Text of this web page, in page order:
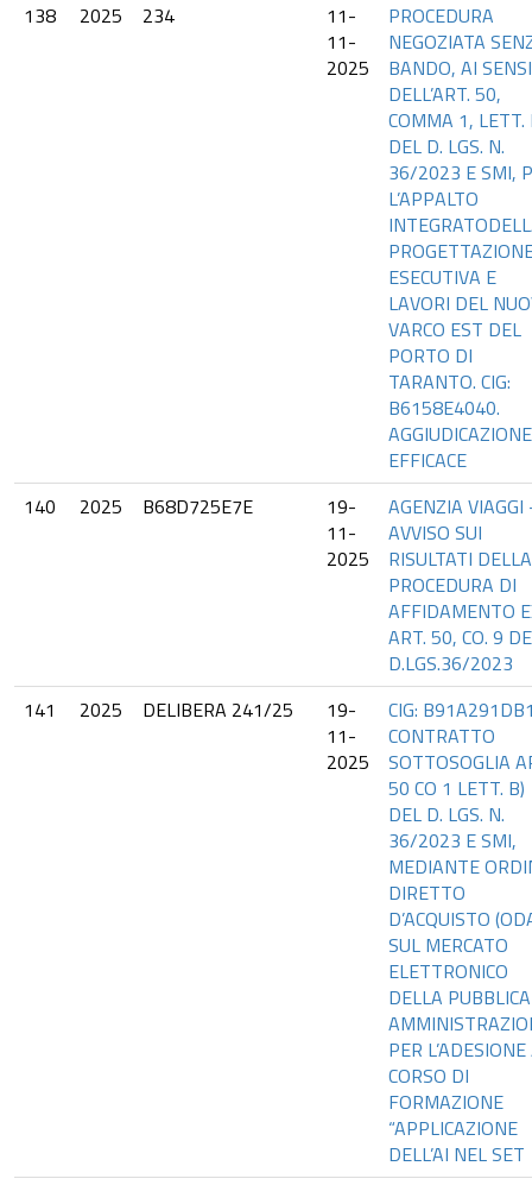
138
2025 234
11-
11-
2025
PROCEDURA
NEGOZIATA
BANDO, AI SENSI
DELL’ART. 50,
COMMA 1, LETT.
DEL D. LGS. N.
36/2023 E SMI,
L’APPALTO
ESECUTIVA E
LAVORI DEL
VARCO EST DEL
PORTO DI
TARANTO. CIG:
B6158E4040.
AGGIUDICAZIONE
EFFICACE
140
2025 B68D725E7E
19-
11-
2025
AGENZIA VIAGGI
AVVISO SUI
RISULTATI DELLA
PROCEDURA DI
AFFIDAMENTO
ART. 50, CO. 9
D.LGS.36/2023
141
2025 DELIBERA 241/25
19-
11-
2025
CIG:
CONTRATTO
SOTTOSOGLIA
50 CO 1 LETT. B)
DEL D. LGS. N.
36/2023 E SMI,
MEDIANTE
DIRETTO
D’ACQUISTO
SUL MERCATO
ELETTRONICO
DELLA PUBBLICA
PER
CORSO DI
FORMAZIONE
“APPLICAZIONE
DELL’AI NEL SET